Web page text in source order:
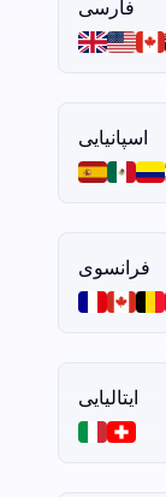
فارسی
اسپانیایی
فرانسوی
ایتالیایی